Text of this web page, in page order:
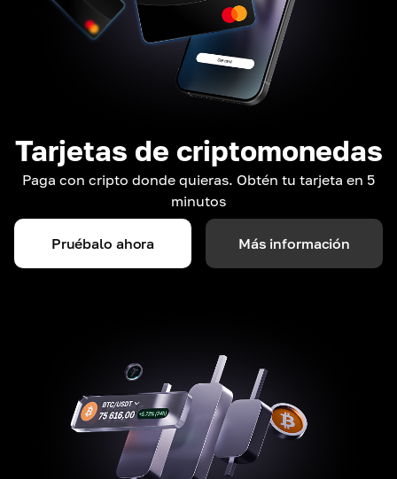
Tarjetas de criptomonedas
Paga con cripto donde quieras. Obtén tu tarjeta en 5
minutos
Pruébalo ahora Más información